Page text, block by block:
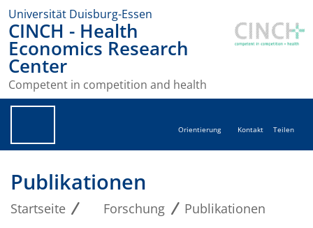
Universität Duisburg-Essen
CINCH - Health
Economics Research
Center
Competent in competition and health
Orientierung Kontakt Teilen
Publikationen
Startseite Forschung Publikationen